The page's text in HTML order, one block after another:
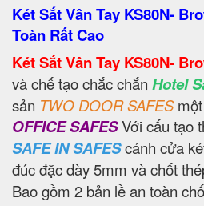
Két Sắt Vân Tay KS80N-
Toàn Rất Cao
Két Sắt Vân Tay KS80N-
và chế tạo chắc chắn Hotel
sản TWO DOOR SAFESmột
OFFICE SAFESVới cấu tạo
SAFE IN SAFEScánh cửa
đúc đặc dày 5mm và chốt
Bao gồm 2 bản lề an toàn